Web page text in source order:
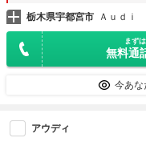
栃木県宇都宮市
まず
無料通
今あな
アウディ